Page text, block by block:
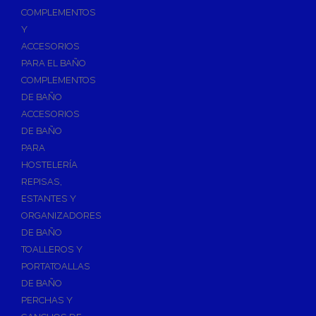
Válvulas para Calefacción
Válv. Mezcladora Termostática
Válvulas Motorizadas
Válvulas de Seguridad
Colectores de Calefacción
Bombas de Calor
Bombas de calor para ACS
Cocinas
Extractores de Cocina
Fregaderos
Grifería de Fregadero
Recambios de fregadero
Contra Incendios
COMPLEMENTOS
Y
ACCESORIOS
PARA EL BAÑO
COMPLEMENTOS
DE BAÑO
ACCESORIOS
DE BAÑO
PARA
HOSTELERÍA
REPISAS,
ESTANTES Y
ORGANIZADORES
DE BAÑO
TOALLEROS Y
PORTATOALLAS
DE BAÑO
PERCHAS Y